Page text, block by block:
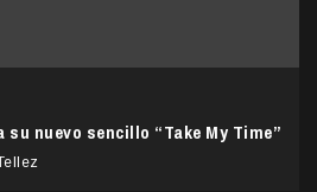
nuevo sencillo “Take My Time”